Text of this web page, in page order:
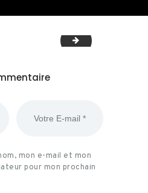
image-23
mon e-mail et mon
pour mon prochain